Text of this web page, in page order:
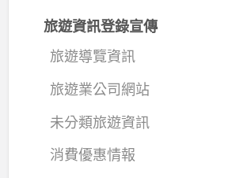
旅遊資訊登錄宣傳
旅遊導覽資訊
旅遊業公司網站
未分類旅遊資訊
消費優惠情報